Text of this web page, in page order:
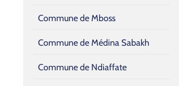
Commune de Mboss
Commune de Médina Sabakh
Commune de Ndiaffate